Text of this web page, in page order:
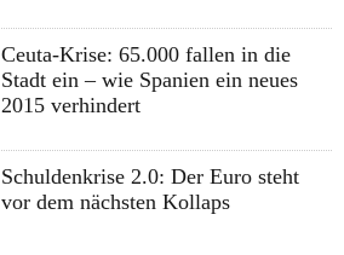
Ceuta-Krise: 65.000 fallen in die
Stadt ein – wie Spanien ein neues
2015 verhindert
Schuldenkrise 2.0: Der Euro steht
vor dem nächsten Kollaps